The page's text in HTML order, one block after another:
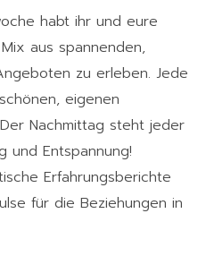
habt ihr und eure
aus spannenden,
zu erleben. Jede
eigenen
Nachmittag steht jeder
und Entspannung!
Erfahrungsberichte
für die Beziehungen in